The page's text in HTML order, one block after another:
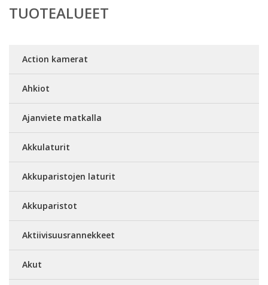
TUOTEALUEET
Action kamerat
Ahkiot
Ajanviete matkalla
Akkulaturit
Akkuparistojen laturit
Akkuparistot
Aktiivisuusrannekkeet
Akut